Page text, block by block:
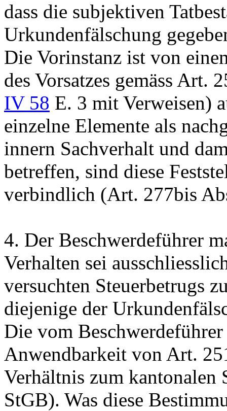
dass die subjektiven
Urkundenfälschung
Die Vorinstanz ist von
des Vorsatzes gemäss Art.
IV 58 E. 3 mit Verweisen)
einzelne Elemente als
innern Sachverhalt und
betreffen, sind diese
verbindlich (Art. 277bis
4. Der Beschwerdeführer
Verhalten sei
versuchten Steuerbetrugs
diejenige der
Die vom
Anwendbarkeit von Art.
Verhältnis zum kantonalen
StGB). Was diese